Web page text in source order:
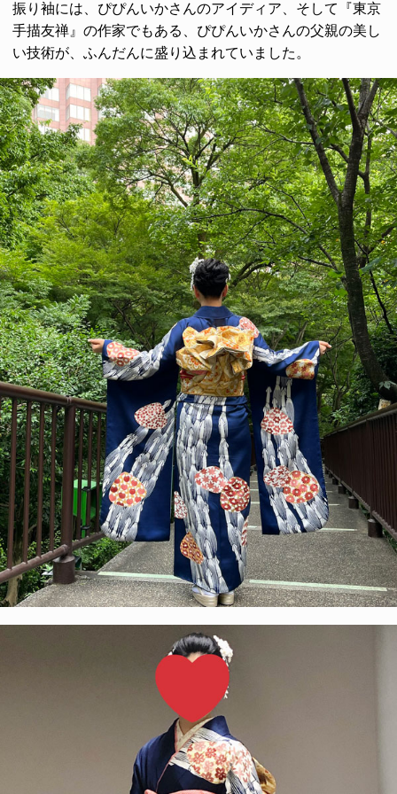
振り袖には、ぴぴんいかさんのアイディア、そして『東京
手描友禅』の作家でもある、ぴぴんいかさんの父親の美し
い技術が、ふんだんに盛り込まれていました。